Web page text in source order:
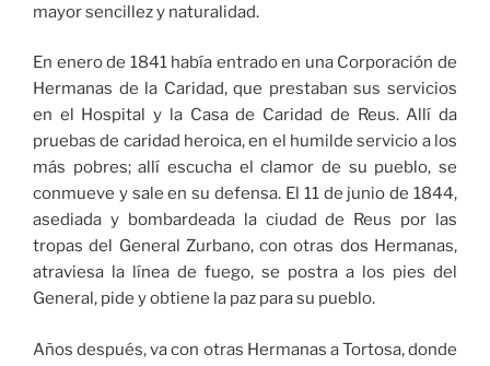
mayor sencillez y naturalidad.
En enero de 1841 había entrado en una Corporación de
Hermanas de la Caridad, que prestaban sus servicios
en el Hospital y la Casa de Caridad de Reus. Allí da
pruebas de caridad heroica, en el humilde servicio a los
más pobres; allí escucha el clamor de su pueblo, se
conmueve y sale en su defensa. El 11 de junio de 1844,
asediada y bombardeada la ciudad de Reus por las
tropas del General Zurbano, con otras dos Hermanas,
atraviesa la línea de fuego, se postra a los pies del
General, pide y obtiene la paz para su pueblo.
Años después, va con otras Hermanas a Tortosa, donde